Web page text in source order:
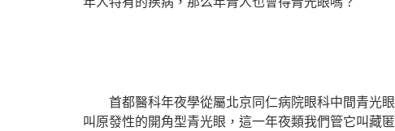
首都醫科年夜學從屬北京同仁病院眼科中間青光眼
叫原發性的開角型青光眼，這一年夜類我們管它叫藏